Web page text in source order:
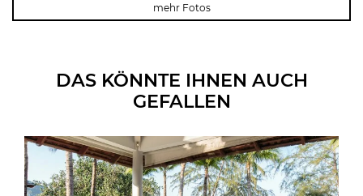
mehr Fotos
DAS KÖNNTE IHNEN AUCH
GEFALLEN